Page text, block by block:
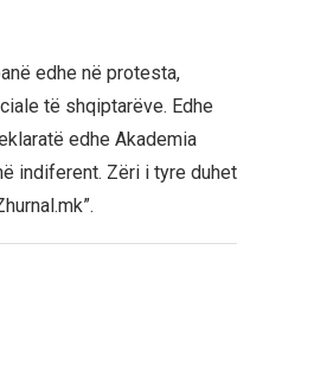
edhe në protesta,
të shqiptarëve. Edhe
edhe Akademia
indiferent. Zëri i tyre duhet